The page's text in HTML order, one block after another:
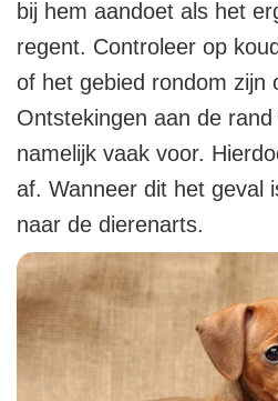
bij hem aandoet als het
regent. Controleer op
of het gebied rondom zijn
Ontstekingen aan de
namelijk vaak voor.
af. Wanneer dit het geval
naar de dierenarts.